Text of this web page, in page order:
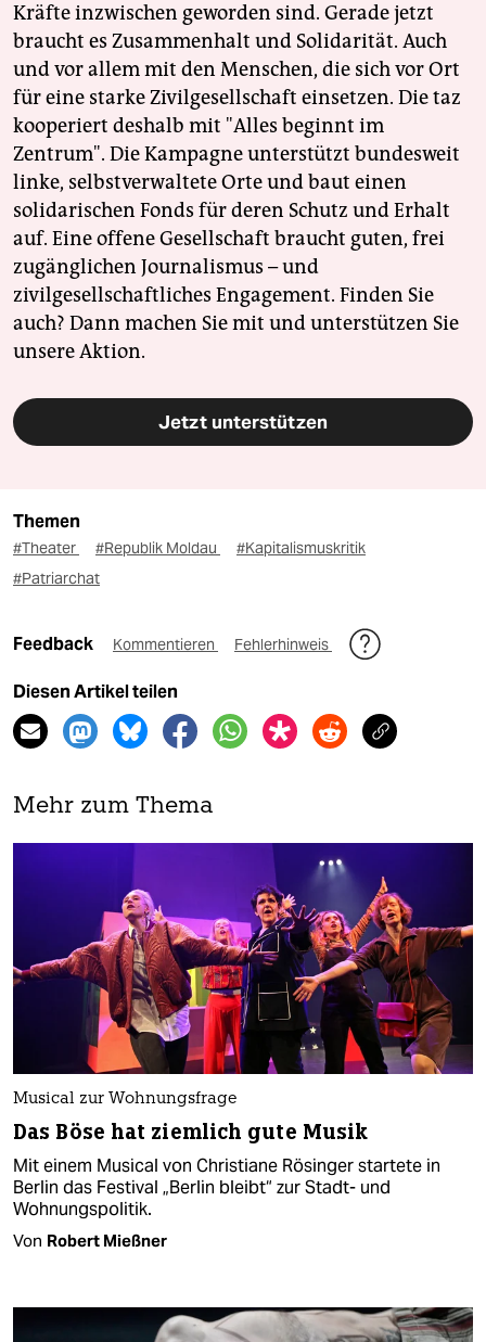
Kräfte inzwischen geworden sind. Gerade jetzt
braucht es Zusammenhalt und Solidarität. Auch
und vor allem mit den Menschen, die sich vor Ort
für eine starke Zivilgesellschaft einsetzen. Die taz
kooperiert deshalb mit "Alles beginnt im
Zentrum". Die Kampagne unterstützt bundesweit
linke, selbstverwaltete Orte und baut einen
solidarischen Fonds für deren Schutz und Erhalt
auf. Eine offene Gesellschaft braucht guten, frei
zugänglichen Journalismus – und
zivilgesellschaftliches Engagement. Finden Sie
auch? Dann machen Sie mit und unterstützen Sie
unsere Aktion.
Jetzt unterstützen
Themen
#Theater #Republik Moldau
#Kapitalismuskritik
#Patriarchat
Feedback Kommentieren Fehlerhinweis
Diesen Artikel teilen
Mehr zum Thema
Musical zur Wohnungsfrage
Das Böse hat ziemlich gute Musik
Mit einem Musical von Christiane Rösinger startete in
Berlin das Festival „Berlin bleibt“ zur Stadt- und
Wohnungspolitik.
Von Robert Mießner